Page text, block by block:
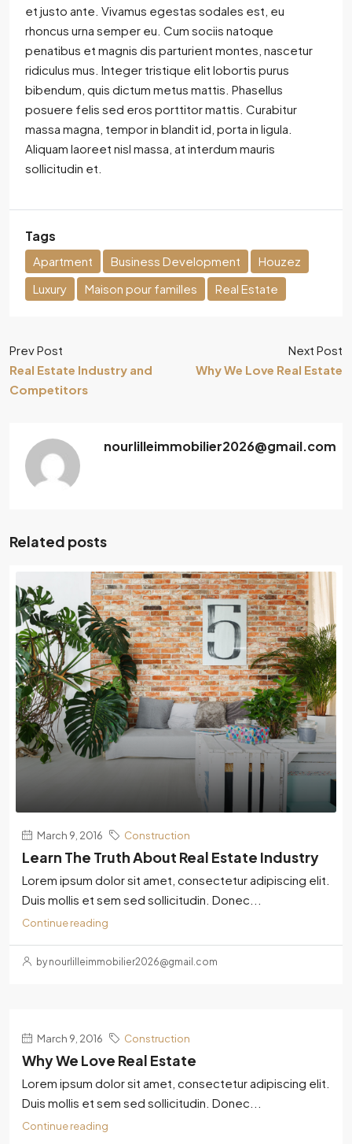
et justo ante. Vivamus egestas sodales est, eu
rhoncus urna semper eu. Cum sociis natoque
penatibus et magnis dis parturient montes, nascetur
ridiculus mus. Integer tristique elit lobortis purus
bibendum, quis dictum metus mattis. Phasellus
posuere felis sed eros porttitor mattis. Curabitur
massa magna, tempor in blandit id, porta in ligula.
Aliquam laoreet nisl massa, at interdum mauris
sollicitudin et.
Tags
Apartment Business Development
Houzez
Luxury
Maison pour familles Real Estate
Prev Post
Real Estate Industry and
Competitors
Next Post
Why We Love Real Estate
nourlilleimmobilier2026@gmail.com
Related posts
March 9, 2016 Construction
Learn The Truth About Real Estate Industry
Lorem ipsum dolor sit amet, consectetur adipiscing elit.
Duis mollis et sem sed sollicitudin. Donec...
Continue reading
by nourlilleimmobilier2026@gmail.com
March 9, 2016 Construction
Why We Love Real Estate
Lorem ipsum dolor sit amet, consectetur adipiscing elit.
Duis mollis et sem sed sollicitudin. Donec...
Continue reading